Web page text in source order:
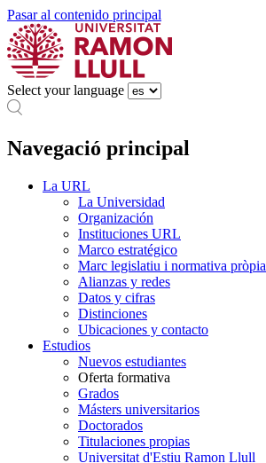
Pasar al contenido principal
Select your language
Navegació principal
La URL
La Universidad
Organización
Instituciones URL
Marco estratégico
Marc legislatiu i normativa pròpia
Alianzas y redes
Datos y cifras
Distinciones
Ubicaciones y contacto
Estudios
Nuevos estudiantes
Oferta formativa
Grados
Másters universitarios
Doctorados
Titulaciones propias
Universitat d'Estiu Ramon Llull